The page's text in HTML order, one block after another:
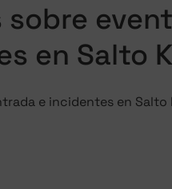
en Salto
e incidentes en Salto